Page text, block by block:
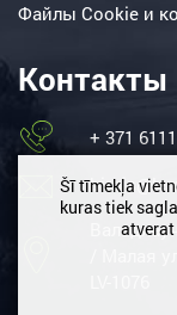
Файлы Сookie и
Контакты
+ 371
/ Малая
Šī tīmekļa
kuras tiek